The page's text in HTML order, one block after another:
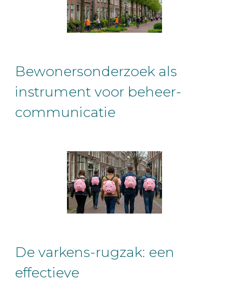
Bewonersonderzoek als
instrument voor beheer-
communicatie
De varkens-rugzak: een
effectieve